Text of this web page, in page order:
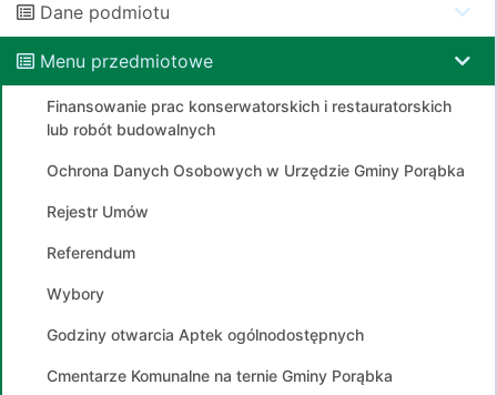
Dane podmiotu
Menu przedmiotowe
Finansowanie prac konserwatorskich i restauratorskich
lub robót budowalnych
Ochrona Danych Osobowych w Urzędzie Gminy Porąbka
Rejestr Umów
Referendum
Wybory
Godziny otwarcia Aptek ogólnodostępnych
Cmentarze Komunalne na ternie Gminy Porąbka